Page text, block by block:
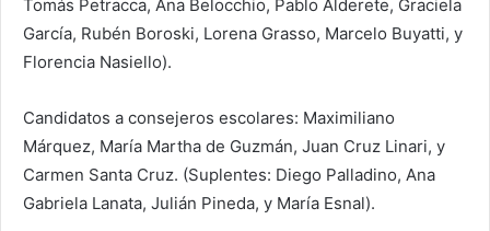
Tomás Petracca, Ana Belocchio, Pablo Alderete, Graciela
García, Rubén Boroski, Lorena Grasso, Marcelo Buyatti, y
Florencia Nasiello).
Candidatos a consejeros escolares: Maximiliano
Márquez, María Martha de Guzmán, Juan Cruz Linari, y
Carmen Santa Cruz. (Suplentes: Diego Palladino, Ana
Gabriela Lanata, Julián Pineda, y María Esnal).